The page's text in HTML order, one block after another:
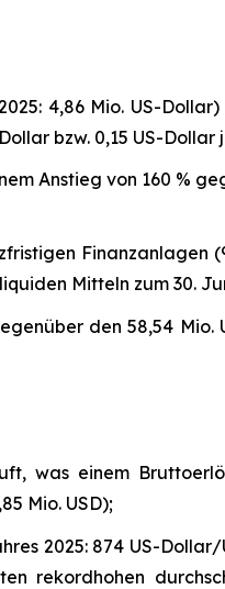
4,86 Mio. US-Dollar)
bzw. 0,15 US-
Anstieg von 160 %
Finanzanlagen
Mitteln zum 30.
den 58,54 Mio.
was einem
Mio. USD);
2025: 874 US-
rekordhohen